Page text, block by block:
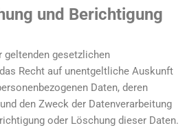
und Berichtigung
geltenden gesetzlichen
Recht auf unentgeltliche Auskunft
Daten, deren
den Zweck der Datenverarbeitung
oder Löschung dieser Daten.